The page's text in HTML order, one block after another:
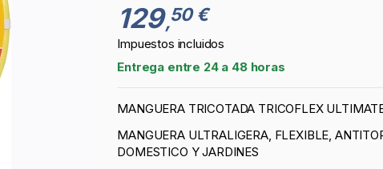
129,50 €
Impuestos incluidos
Entrega entre 24 a 48 horas
MANGUERA TRICOTADA TRICOFLEX
MANGUERA ULTRALIGERA, FLEXIBLE,
DOMESTICO Y JARDINES